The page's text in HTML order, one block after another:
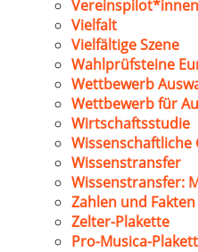
Vereinspilot*innen
Vielfalt
Vielfältige Szene
Wahlprüfsteine
Wettbewerb
Wettbewerb für
Wirtschaftsstudie
Wissenschaftliche
Wissenstransfer
Wissenstransfer:
Zahlen und Fakten
Zelter-Plakette
Pro-Musica-